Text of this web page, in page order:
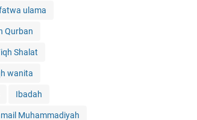
ulama
Qurban
Shalat
wanita
Ibadah
Muhammadiyah